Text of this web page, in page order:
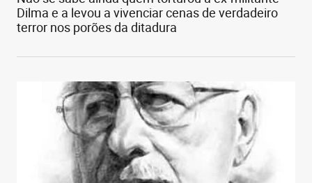
Dilma e a levou a vivenciar cenas de verdadeiro
terror nos porões da ditadura